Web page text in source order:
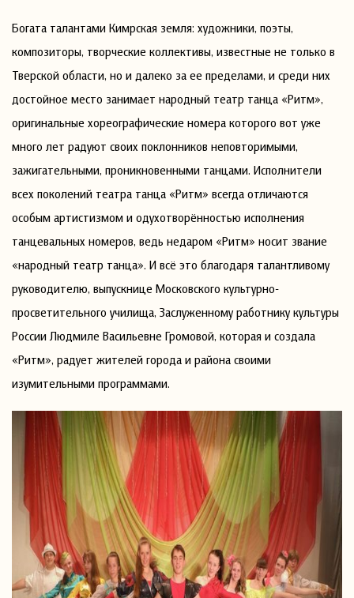
Богата талантами Кимрская земля: художники, поэты,
композиторы, творческие коллективы, известные не только в
Тверской области, но и далеко за ее пределами, и среди них
достойное место занимает народный театр танца «Ритм»,
оригинальные хореографические номера которого вот уже
много лет радуют своих поклонников неповторимыми,
зажигательными, проникновенными танцами. Исполнители
всех поколений театра танца «Ритм» всегда отличаются
особым артистизмом и одухотворённостью исполнения
танцевальных номеров, ведь недаром «Ритм» носит звание
«народный театр танца». И всё это благодаря талантливому
руководителю, выпускнице Московского культурно-
просветительного училища, Заслуженному работнику культуры
России Людмиле Васильевне Громовой, которая и создала
«Ритм», радует жителей города и района своими
изумительными программами.